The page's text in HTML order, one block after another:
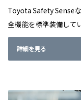
Toyota Safety Sense
全機能を標準装備して
詳細を見る